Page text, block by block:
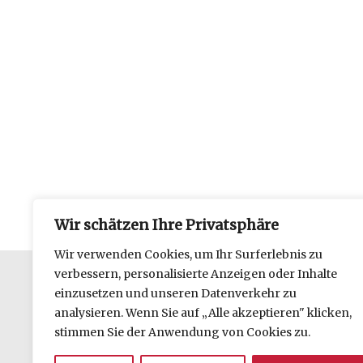
Wir schätzen Ihre Privatsphäre
Wir verwenden Cookies, um Ihr Surferlebnis zu
verbessern, personalisierte Anzeigen oder Inhalte
einzusetzen und unseren Datenverkehr zu
analysieren. Wenn Sie auf „Alle akzeptieren" klicken,
stimmen Sie der Anwendung von Cookies zu.
Datenschutzerklärung
Impressum